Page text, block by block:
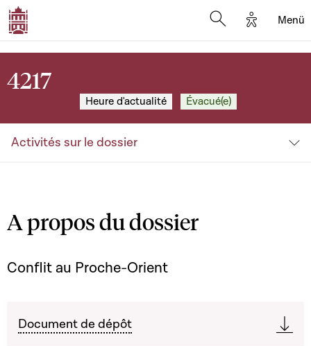
Options
Menü
4217
Heure d'actualité Évacué(e)
Activités sur le dossier
A propos du dossier
Conflit au Proche-Orient
Document de dépôt